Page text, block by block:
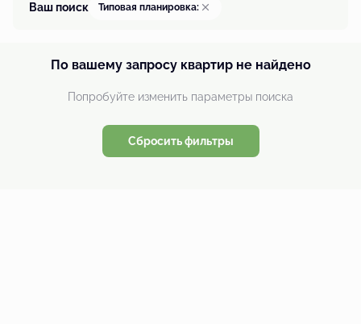
Ваш поиск Типовая планировка:
По вашему запросу квартир не найдено
Попробуйте изменить параметры поиска
Сбросить фильтры